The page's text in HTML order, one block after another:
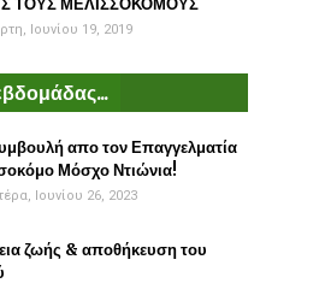
ΤΟΥΣ ΜΕΛΙΣΣΟΚΟΜΟΥΣ
Ιουνίου 19, 2019
απο τον Επαγγελματία
Μόσχο Ντιώνια!
Ιουνίου 26, 2023
ζωής & αποθήκευση του